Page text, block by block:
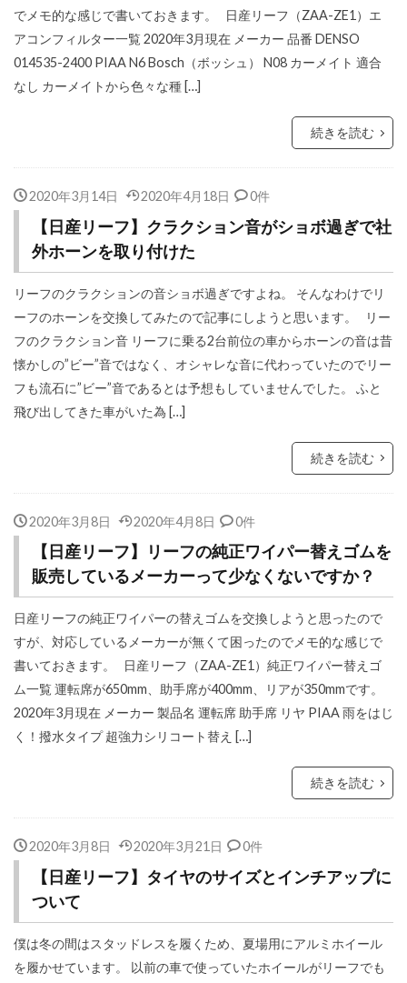
でメモ的な感じで書いておきます。 日産リーフ（ZAA-ZE1）エ
アコンフィルター一覧 2020年3月現在 メーカー 品番 DENSO
014535-2400 PIAA N6 Bosch（ボッシュ） N08 カーメイト 適合
なし カーメイトから色々な種 […]
続きを読む
2020年3月14日 2020年4月18日 0件
【日産リーフ】クラクション音がショボ過ぎで社
外ホーンを取り付けた
リーフのクラクションの音ショボ過ぎですよね。 そんなわけでリ
ーフのホーンを交換してみたので記事にしようと思います。 リー
フのクラクション音 リーフに乗る2台前位の車からホーンの音は昔
懐かしの”ビー”音ではなく、オシャレな音に代わっていたのでリー
フも流石に”ビー”音であるとは予想もしていませんでした。 ふと
飛び出してきた車がいた為 […]
続きを読む
2020年3月8日 2020年4月8日 0件
【日産リーフ】リーフの純正ワイパー替えゴムを
販売しているメーカーって少なくないですか？
日産リーフの純正ワイパーの替えゴムを交換しようと思ったので
すが、対応しているメーカーが無くて困ったのでメモ的な感じで
書いておきます。 日産リーフ（ZAA-ZE1）純正ワイパー替えゴ
ム一覧 運転席が650mm、助手席が400mm、リアが350mmです。
2020年3月現在 メーカー 製品名 運転席 助手席 リヤ PIAA 雨をはじ
く！撥水タイプ 超強力シリコート替え […]
続きを読む
2020年3月8日 2020年3月21日 0件
【日産リーフ】タイヤのサイズとインチアップに
ついて
僕は冬の間はスタッドレスを履くため、夏場用にアルミホイール
を履かせています。 以前の車で使っていたホイールがリーフでも